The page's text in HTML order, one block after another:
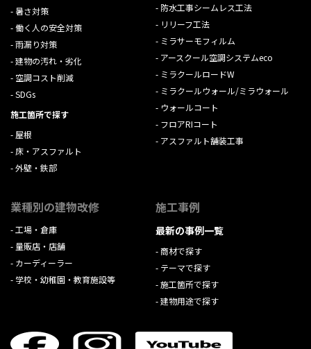
暑さ対策
働く人の安全対策
雨漏り対策
建物の汚れ・劣化
空調コスト削減
SDGs
施工箇所で探す
屋根
床・アスファルト
外壁・鉄部
防水工事シームレス工法
リリーフ工法
ミラサーモフィルム
アースクール空調システムeco
ミラクールロードW
ミラクールウォール/ミラウォール
ウォールコート
フロアRIコート
アスファルト舗装工事
業種別の建物改修
工場・倉庫
量販店・店舗
カーディーラー
学校・幼稚園・教育施設等
施工事例
最新の事例一覧
商材で探す
テーマで探す
施工箇所で探す
建物用途で探す